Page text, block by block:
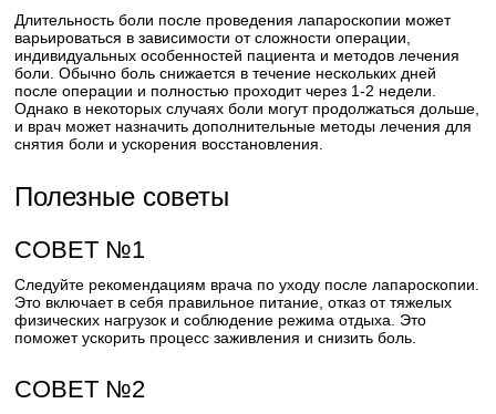
Длительность боли после проведения лапароскопии может
варьироваться в зависимости от сложности операции,
индивидуальных особенностей пациента и методов лечения
боли. Обычно боль снижается в течение нескольких дней
после операции и полностью проходит через 1-2 недели.
Однако в некоторых случаях боли могут продолжаться дольше,
и врач может назначить дополнительные методы лечения для
снятия боли и ускорения восстановления.
Полезные советы
СОВЕТ №1
Следуйте рекомендациям врача по уходу после лапароскопии.
Это включает в себя правильное питание, отказ от тяжелых
физических нагрузок и соблюдение режима отдыха. Это
поможет ускорить процесс заживления и снизить боль.
СОВЕТ №2